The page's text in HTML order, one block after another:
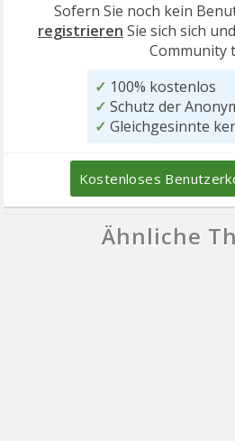
Sofern Sie noch kein
registrieren Sie sich sich
Community
✓ 100% kostenlos
✓ Schutz der
✓ Gleichgesinnte
Kostenloses
Ähnliche